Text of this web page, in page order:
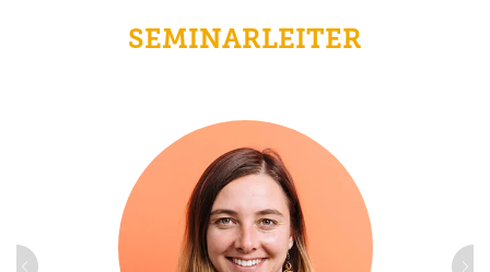
SEMINARLEITER